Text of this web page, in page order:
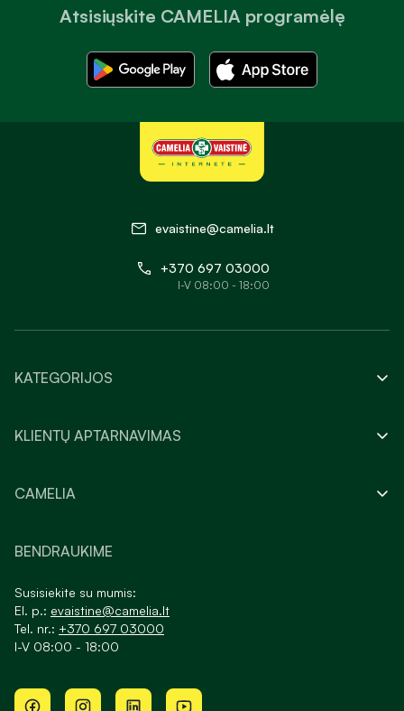
Atsisiųskite CAMELIA programėlę
evaistine@camelia.lt
+370 697 03000
I-V 08:00 - 18:00
KATEGORIJOS
KLIENTŲ APTARNAVIMAS
CAMELIA
BENDRAUKIME
Susisiekite su mumis:
El. p.: evaistine@camelia.lt
Tel. nr.: +370 697 03000
I-V 08:00 - 18:00